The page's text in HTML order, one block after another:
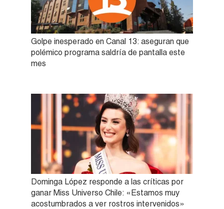
Golpe inesperado en Canal 13: aseguran que
polémico programa saldría de pantalla este
mes
Dominga López responde a las críticas por
ganar Miss Universo Chile: «Estamos muy
acostumbrados a ver rostros intervenidos»